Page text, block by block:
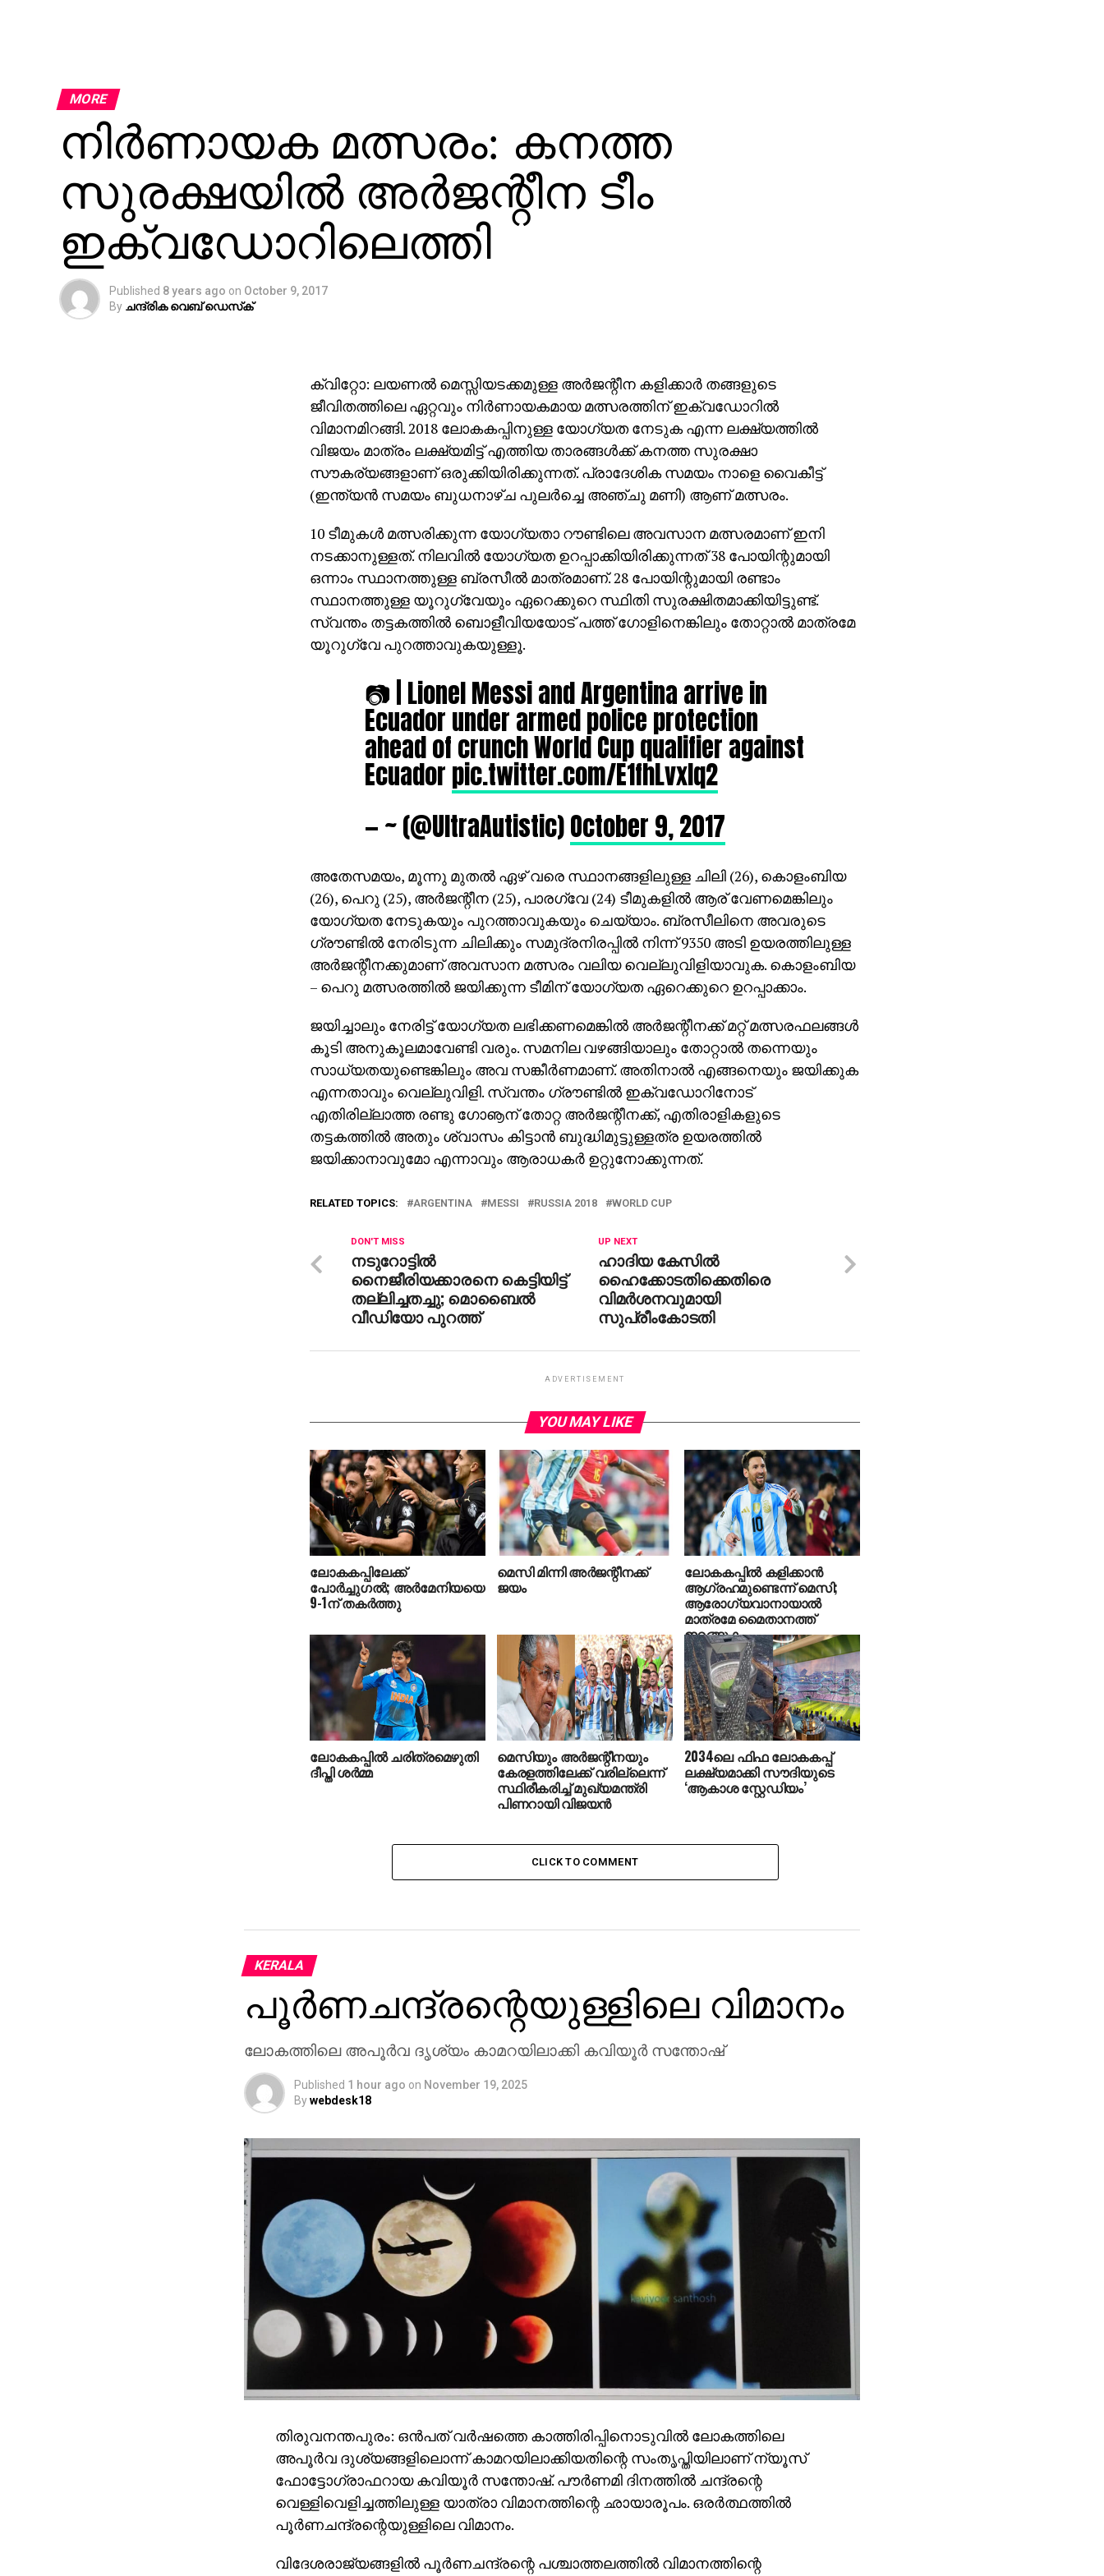
MORE
നിര്‍ണായക മത്സരം: കനത്ത
സുരക്ഷയില്‍ അര്‍ജന്റീന ടീം
ഇക്വഡോറിലെത്തി
Published 8 years ago on October 9, 2017
By ചന്ദ്രിക വെബ് ഡെസ്‌ക്‌
ക്വിറ്റോ: ലയണല്‍ മെസ്സിയടക്കമുള്ള അര്‍ജന്റീന കളിക്കാര്‍ തങ്ങളുടെ
ജീവിതത്തിലെ ഏറ്റവും നിര്‍ണായകമായ മത്സരത്തിന് ഇക്വഡോറില്‍
വിമാനമിറങ്ങി. 2018 ലോകകപ്പിനുള്ള യോഗ്യത നേടുക എന്ന ലക്ഷ്യത്തില്‍
വിജയം മാത്രം ലക്ഷ്യമിട്ട് എത്തിയ താരങ്ങള്‍ക്ക് കനത്ത സുരക്ഷാ
സൗകര്യങ്ങളാണ് ഒരുക്കിയിരിക്കുന്നത്. പ്രാദേശിക സമയം നാളെ വൈകീട്ട്
(ഇന്ത്യന്‍ സമയം ബുധനാഴ്ച പുലര്‍ച്ചെ അഞ്ചു മണി) ആണ് മത്സരം.
10 ടീമുകള്‍ മത്സരിക്കുന്ന യോഗ്യതാ റൗണ്ടിലെ അവസാന മത്സരമാണ് ഇനി
നടക്കാനുള്ളത്. നിലവില്‍ യോഗ്യത ഉറപ്പാക്കിയിരിക്കുന്നത് 38 പോയിന്റുമായി
ഒന്നാം സ്ഥാനത്തുള്ള ബ്രസീല്‍ മാത്രമാണ്. 28 പോയിന്റുമായി രണ്ടാം
സ്ഥാനത്തുള്ള യൂറുഗ്വേയും ഏറെക്കുറെ സ്ഥിതി സുരക്ഷിതമാക്കിയിട്ടുണ്ട്.
സ്വന്തം തട്ടകത്തില്‍ ബൊളീവിയയോട് പത്ത് ഗോളിനെങ്കിലും തോറ്റാല്‍ മാത്രമേ
യൂറുഗ്വേ പുറത്താവുകയുള്ളൂ.
📷 | Lionel Messi and Argentina arrive in
Ecuador under armed police protection
ahead of crunch World Cup qualifier against
Ecuadorpic.twitter.com/E1fhLvxlq2
— ~ (@UltraAutistic)October 9, 2017
അതേസമയം, മൂന്നു മുതല്‍ ഏഴ് വരെ സ്ഥാനങ്ങളിലുള്ള ചിലി (26), കൊളംബിയ
(26), പെറു (25), അര്‍ജന്റീന (25), പാരഗ്വേ (24) ടീമുകളില്‍ ആര് വേണമെങ്കിലും
യോഗ്യത നേടുകയും പുറത്താവുകയും ചെയ്യാം. ബ്രസീലിനെ അവരുടെ
ഗ്രൗണ്ടില്‍ നേരിടുന്ന ചിലിക്കും സമുദ്രനിരപ്പില്‍ നിന്ന് 9350 അടി ഉയരത്തിലുള്ള
അര്‍ജന്റീനക്കുമാണ് അവസാന മത്സരം വലിയ വെല്ലുവിളിയാവുക. കൊളംബിയ
– പെറു മത്സരത്തില്‍ ജയിക്കുന്ന ടീമിന് യോഗ്യത ഏറെക്കുറെ ഉറപ്പാക്കാം.
ജയിച്ചാലും നേരിട്ട് യോഗ്യത ലഭിക്കണമെങ്കില്‍ അര്‍ജന്റീനക്ക് മറ്റ് മത്സരഫലങ്ങള്‍
കൂടി അനുകൂലമാവേണ്ടി വരും. സമനില വഴങ്ങിയാലും തോറ്റാല്‍ തന്നെയും
സാധ്യതയുണ്ടെങ്കിലും അവ സങ്കീര്‍ണമാണ്. അതിനാല്‍ എങ്ങനെയും ജയിക്കുക
എന്നതാവും വെല്ലുവിളി. സ്വന്തം ഗ്രൗണ്ടില്‍ ഇക്വഡോറിനോട്
എതിരില്ലാത്ത രണ്ടു ഗോൡന് തോറ്റ അര്‍ജന്റീനക്ക്, എതിരാളികളുടെ
തട്ടകത്തില്‍ അതും ശ്വാസം കിട്ടാന്‍ ബുദ്ധിമുട്ടുള്ളത്ര ഉയരത്തില്‍
ജയിക്കാനാവുമോ എന്നാവും ആരാധകര്‍ ഉറ്റുനോക്കുന്നത്.
RELATED TOPICS: ARGENTINA MESSI RUSSIA 2018 WORLD CUP
UP NEXT
ഹാദിയ കേസില്‍
ഹൈക്കോടതിക്കെതിരെ
വിമര്‍ശനവുമായി
സുപ്രീംകോടതി
DON'T MISS
നടുറോട്ടില്‍
നൈജീരിയക്കാരനെ കെട്ടിയിട്ട്
തല്ലിച്ചതച്ചു; മൊബൈല്‍
വീഡിയോ പുറത്ത്
ADVERTISEMENT
YOU MAY LIKE
ലോകകപ്പിലേക്ക്
പോര്‍ച്ചുഗല്‍; അര്‍മേനിയയെ
9-1ന് തകര്‍ത്തു
മെസി മിന്നി അര്‍ജന്റീനക്ക്
ജയം
ലോകകപ്പില്‍ കളിക്കാന്‍
ആഗ്രഹമുണ്ടെന്ന് മെസി;
ആരോഗ്യവാനായാല്‍
മാത്രമേ മൈതാനത്ത്
ഇറങ്ങുക
ലോകകപ്പില്‍ ചരിത്രമെഴുതി
ദീപ്തി ശര്‍മ്മ
മെസിയും അര്‍ജന്റീനയും
കേരളത്തിലേക്ക് വരില്ലെന്ന്
സ്ഥിരീകരിച്ച് മുഖ്യമന്ത്രി
പിണറായി വിജയന്‍
2034ലെ ഫിഫ ലോകകപ്പ്
ലക്ഷ്യമാക്കി സൗദിയുടെ
‘ആകാശ സ്റ്റേഡിയം’
CLICK TO COMMENT
KERALA
പൂര്‍ണചന്ദ്രന്റെയുള്ളിലെ വിമാനം
ലോകത്തിലെ അപൂര്‍വ ദൃശ്യം കാമറയിലാക്കി കവിയൂര്‍ സന്തോഷ്
Published 1 hour ago on November 19, 2025
Bywebdesk18
തിരുവനന്തപുരം: ഒന്‍പത് വര്‍ഷത്തെ കാത്തിരിപ്പിനൊടുവില്‍ ലോകത്തിലെ
അപൂര്‍വ ദുശ്യങ്ങളിലൊന്ന് കാമറയിലാക്കിയതിന്റെ സംതൃപ്തിയിലാണ് ന്യൂസ്
ഫോട്ടോഗ്രാഫറായ കവിയൂര്‍ സന്തോഷ്. പൗര്‍ണമി ദിനത്തില്‍ ചന്ദ്രന്റെ
വെള്ളിവെളിച്ചത്തിലുള്ള യാത്രാ വിമാനത്തിന്റെ ഛായാരൂപം. ഒരര്‍ത്ഥത്തില്‍
പൂര്‍ണചന്ദ്രന്റെയുള്ളിലെ വിമാനം.
വിദേശരാജ്യങ്ങളില്‍ പൂര്‍ണചന്ദ്രന്റെ പശ്ചാത്തലത്തില്‍ വിമാനത്തിന്റെ